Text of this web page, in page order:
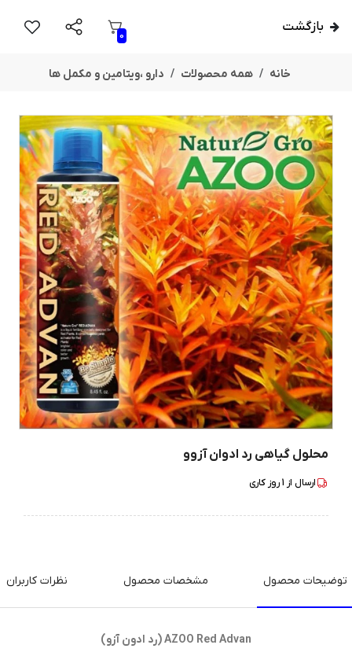
بازگشت
0
خانه همه محصولات دارو ،ویتامین و مکمل ها
محلول گیاهی رد ادوان آزوو
ارسال از 1روز کاری
توضیحات محصول مشخصات محصول نظرات کاربران
AZOO Red Advan (رد ادون آزو)